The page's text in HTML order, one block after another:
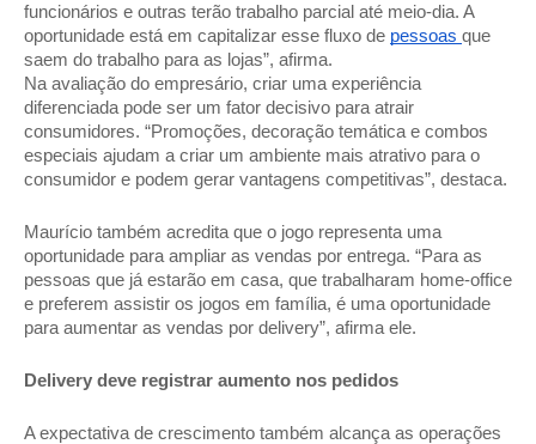
funcionários e outras terão trabalho parcial até meio-dia. A
oportunidade está em capitalizar esse fluxo de pessoas que
saem do trabalho para as lojas”, afirma.
Na avaliação do empresário, criar uma experiência
diferenciada pode ser um fator decisivo para atrair
consumidores. “Promoções, decoração temática e combos
especiais ajudam a criar um ambiente mais atrativo para o
consumidor e podem gerar vantagens competitivas”, destaca.
Maurício também acredita que o jogo representa uma
oportunidade para ampliar as vendas por entrega. “Para as
pessoas que já estarão em casa, que trabalharam home-office
e preferem assistir os jogos em família, é uma oportunidade
para aumentar as vendas por delivery”, afirma ele.
Delivery deve registrar aumento nos pedidos
A expectativa de crescimento também alcança as operações